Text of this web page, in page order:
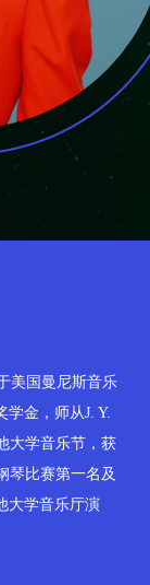
美国曼尼斯音乐
学金，师从J. Y.
大学音乐节，获
琴比赛第一名及
大学音乐厅演